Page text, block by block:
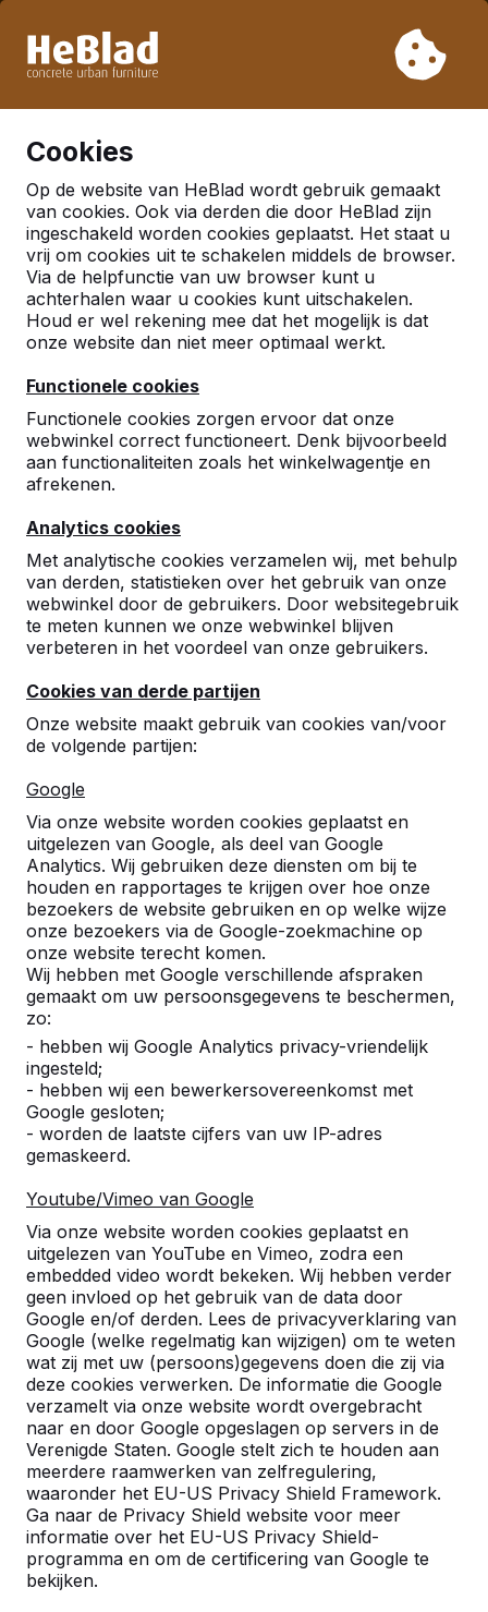
week 33. Houdt u daarom rekening met langere levertijden.
Cookies
Op de website van HeBlad wordt gebruik gemaakt
van cookies. Ook via derden die door HeBlad zijn
ingeschakeld worden cookies geplaatst. Het staat u
vrij om cookies uit te schakelen middels de browser.
Via de helpfunctie van uw browser kunt u
achterhalen waar u cookies kunt uitschakelen.
Houd er wel rekening mee dat het mogelijk is dat
onze website dan niet meer optimaal werkt.
Functionele cookies
Functionele cookies zorgen ervoor dat onze
webwinkel correct functioneert. Denk bijvoorbeeld
aan functionaliteiten zoals het winkelwagentje en
afrekenen.
Analytics cookies
Met analytische cookies verzamelen wij, met behulp
van derden, statistieken over het gebruik van onze
webwinkel door de gebruikers. Door websitegebruik
te meten kunnen we onze webwinkel blijven
verbeteren in het voordeel van onze gebruikers.
Cookies van derde partijen
Onze website maakt gebruik van cookies van/voor
de volgende partijen:
Google
Via onze website worden cookies geplaatst en
uitgelezen van Google, als deel van Google
Analytics. Wij gebruiken deze diensten om bij te
houden en rapportages te krijgen over hoe onze
bezoekers de website gebruiken en op welke wijze
onze bezoekers via de Google-zoekmachine op
onze website terecht komen.
Wij hebben met Google verschillende afspraken
gemaakt om uw persoonsgegevens te beschermen,
zo:
- hebben wij Google Analytics privacy-vriendelijk
ingesteld;
- hebben wij een bewerkersovereenkomst met
Google gesloten;
- worden de laatste cijfers van uw IP-adres
gemaskeerd.
Youtube/Vimeo van Google
Via onze website worden cookies geplaatst en
uitgelezen van YouTube en Vimeo, zodra een
embedded video wordt bekeken. Wij hebben verder
geen invloed op het gebruik van de data door
Google en/of derden. Lees de privacyverklaring van
Google (welke regelmatig kan wijzigen) om te weten
wat zij met uw (persoons)gegevens doen die zij via
deze cookies verwerken. De informatie die Google
verzamelt via onze website wordt overgebracht
naar en door Google opgeslagen op servers in de
Verenigde Staten. Google stelt zich te houden aan
meerdere raamwerken van zelfregulering,
waaronder het EU-US Privacy Shield Framework.
Ga naar de Privacy Shield website voor meer
informatie over het EU-US Privacy Shield-
programma en om de certificering van Google te
bekijken.
Al meer dan 30.000 producten verkocht
Nederland
Referenties in:
Nijkerkerveen
9
ziet er geweldig uit
Jim
14-02-2024
Referenties
U vindt onze producten in heel Europa en
zelfs daarbuiten. Bekijk hier waar bij u in de
Product
Alles weergeven
Categorie
Alles weergeven
Zoek op plaats of postcode